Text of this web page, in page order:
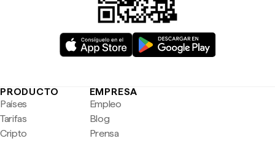
PRODUCTO
Países
Tarifas
Cripto
EMPRESA
Empleo
Blog
Prensa